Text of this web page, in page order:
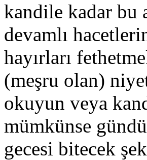
kandile kadar bu
devamlı
hayırları
(meşru olan)
okuyun veya
mümkünse
gecesi bitecek